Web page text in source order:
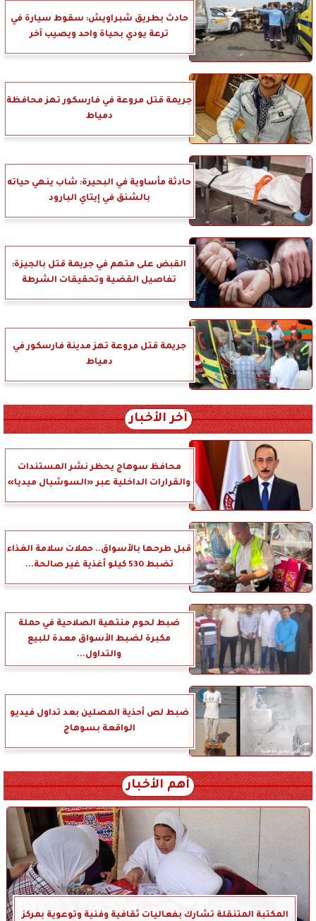
حادث بطريق شبراويش: سقوط سيارة في
ترعة يودي بحياة واحد ويصيب آخر
جريمة قتل مروعة في فارسكور تهز محافظة
دمياط
حادثة مأساوية في البحيرة: شاب ينهي حياته
بالشنق في إيتاي البارود
القبض على متهم في جريمة قتل بالجيزة:
تفاصيل القضية وتحقيقات الشرطة
جريمة قتل مروعة تهز مدينة فارسكور في
دمياط
آخر الأخبار
محافظ سوهاج يحظر نشر المستندات
والقرارات الداخلية عبر «السوشيال ميديا»
قبل طرحها بالأسواق.. حملات سلامة الغذاء
تضبط 530 كيلو أغذية غير صالحة...
ضبط لحوم منتهية الصلاحية في حملة
مكبرة لضبط الأسواق معدة للبيع
والتداول...
ضبط لص أحذية المصلين بعد تداول فيديو
الواقعة بسوهاج
أهم الأخبار
المكتبة المتنقلة تشارك بفعاليات ثقافية وفنية وتوعوية بمركز